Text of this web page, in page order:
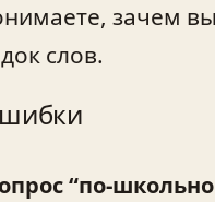
зачем
слов.
“по-